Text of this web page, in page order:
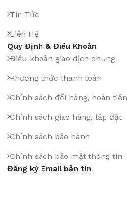
Tin Tức
Liên Hệ
Quy Định & Điều Khoản
Điều khoản giao dịch chung
Phương thức thanh toán
Chính sách đổi hàng, hoàn tiền
Chính sách giao hàng, lắp đặt
Chính sách bảo hành
Chính sách bảo mật thông tin
Đăng ký Email bản tin